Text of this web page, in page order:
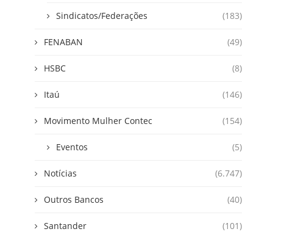
Sindicatos/Federações (183)
FENABAN (49)
HSBC (8)
Itaú (146)
Movimento Mulher Contec (154)
Eventos (5)
Notícias (6.747)
Outros Bancos (40)
Santander (101)